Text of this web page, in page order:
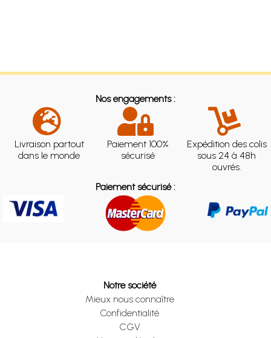
Nos engagements :
Livraison partout
dans le monde
Paiement 100%
sécurisé
Expédition des colis
sous 24 à 48h
ouvrés.
Paiement sécurisé :
Notre société
Mieux nous connaître
Confidentialité
CGV